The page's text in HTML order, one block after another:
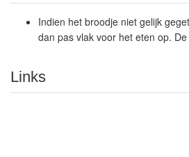
Indien het broodje niet gelijk
dan pas vlak voor het eten op.
Links